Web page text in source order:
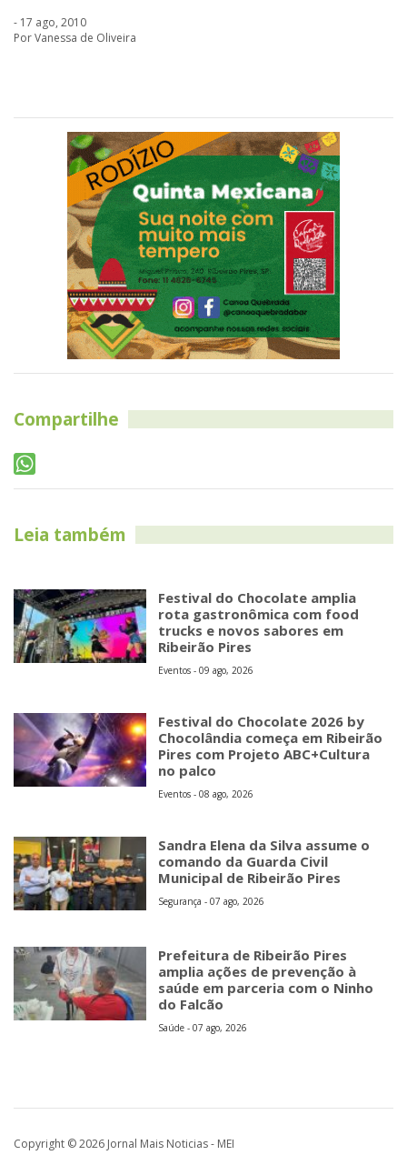
- 17 ago, 2010
Por Vanessa de Oliveira
Compartilhe
Leia também
Festival do Chocolate amplia
rota gastronômica com food
trucks e novos sabores em
Ribeirão Pires
Eventos - 09 ago, 2026
Festival do Chocolate 2026 by
Chocolândia começa em Ribeirão
Pires com Projeto ABC+Cultura
no palco
Eventos - 08 ago, 2026
Sandra Elena da Silva assume o
comando da Guarda Civil
Municipal de Ribeirão Pires
Segurança - 07 ago, 2026
Prefeitura de Ribeirão Pires
amplia ações de prevenção à
saúde em parceria com o Ninho
do Falcão
Saúde - 07 ago, 2026
Copyright © 2026 Jornal Mais Noticias - MEI